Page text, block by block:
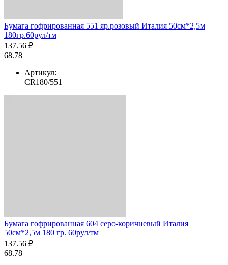
Бумага гофрированная 551 яр.розовый Италия 50см*2,5м
180гр.60рул/тм
137.56 ₽
68.78
Артикул:
CR180/551
Бумага гофрированная 604 серо-коричневый Италия
50см*2,5м 180 гр. 60рул/тм
137.56 ₽
68.78